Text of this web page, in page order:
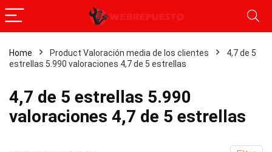
Home Product Valoración media de los clientes
4,7 de 5
estrellas 5.990 valoraciones 4,7 de 5 estrellas
4,7 de 5 estrellas 5.990
valoraciones 4,7 de 5 estrellas